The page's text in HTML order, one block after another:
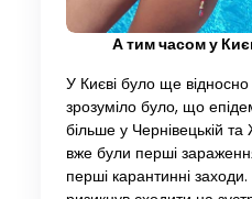
А тим часом у
У Києві було ще відносно
зрозуміло було, що
більше у Чернівецькій
вже були перші
перші карантинні